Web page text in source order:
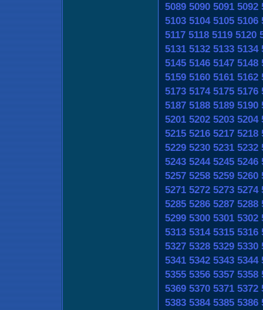
5089 5090 5091 5092
5103 5104 5105 5106
5117 5118 5119 5120
5131 5132 5133 5134
5145 5146 5147 5148
5159 5160 5161 5162
5173 5174 5175 5176
5187 5188 5189 5190
5201 5202 5203 5204
5215 5216 5217 5218
5229 5230 5231 5232
5243 5244 5245 5246
5257 5258 5259 5260
5271 5272 5273 5274
5285 5286 5287 5288
5299 5300 5301 5302
5313 5314 5315 5316
5327 5328 5329 5330
5341 5342 5343 5344
5355 5356 5357 5358
5369 5370 5371 5372
5383 5384 5385 5386